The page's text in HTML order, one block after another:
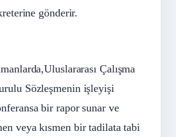
gönderir.
Çalışma
Sözleşmenin işleyişi
bir rapor sunar ve
veya kısmen bir tadilata tabi